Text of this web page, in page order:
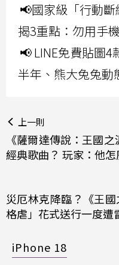
📢國家級「行動
揭3重點：勿用手
📢 LINE免費貼圖
半年、熊大兔兔動
上一則
《薩爾達傳說：王國
經典歌曲？ 玩家：他
災厄林克降臨？《王
格虐」花式送行一度遭
iPhone 18